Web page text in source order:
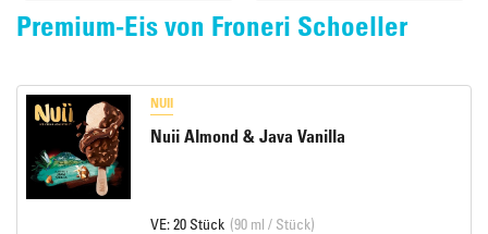
Premium-Eis von Froneri Schoeller
NUII
Nuii Almond & Java Vanilla
VE: 20 Stück (90 ml / Stück)